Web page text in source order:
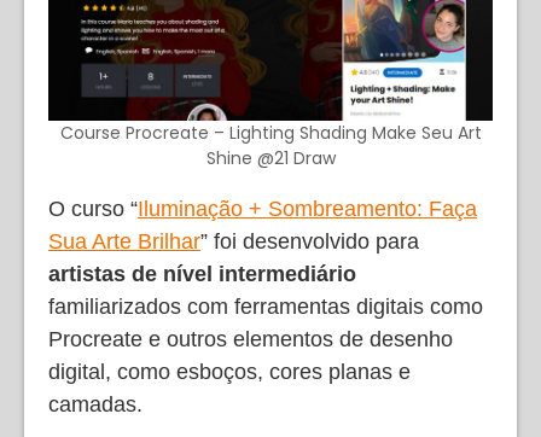
Course Procreate – Lighting Shading Make Seu Art
Shine @21 Draw
O curso “Iluminação + Sombreamento: Faça
Sua Arte Brilhar” foi desenvolvido para
artistas de nível intermediário
familiarizados com ferramentas digitais como
Procreate e outros elementos de desenho
digital, como esboços, cores planas e
camadas.